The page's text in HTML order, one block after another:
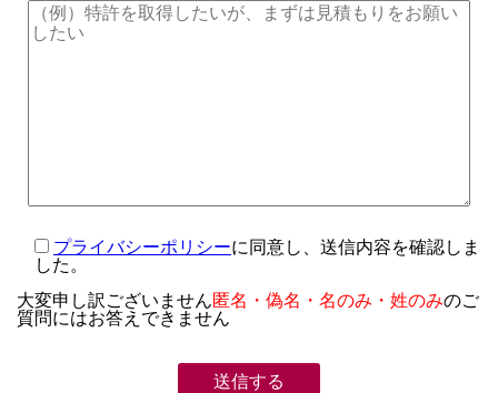
プライバシーポリシーに同意し、送信内容を確認しま
した。
大変申し訳ございません匿名・偽名・名のみ・姓のみのご
質問にはお答えできません